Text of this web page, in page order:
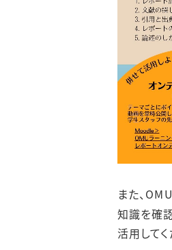
また、
知識を確
活用してく